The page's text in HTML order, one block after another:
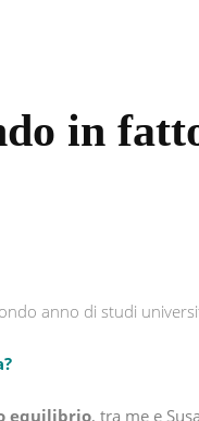
in
anno di studi
equilibrio, tra me e